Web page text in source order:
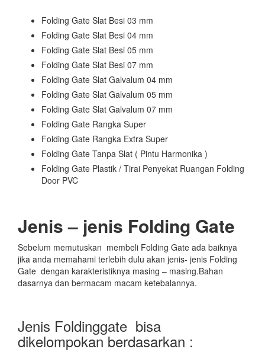
Folding Gate Slat Besi 03 mm
Folding Gate Slat Besi 04 mm
Folding Gate Slat Besi 05 mm
Folding Gate Slat Besi 07 mm
Folding Gate Slat Galvalum 04 mm
Folding Gate Slat Galvalum 05 mm
Folding Gate Slat Galvalum 07 mm
Folding Gate Rangka Super
Folding Gate Rangka Extra Super
Folding Gate Tanpa Slat ( Pintu Harmonika )
Folding Gate Plastik / Tirai Penyekat Ruangan Folding
Door PVC
Jenis – jenis Folding Gate
Sebelum memutuskan membeli Folding Gate ada baiknya
jika anda memahami terlebih dulu akan jenis- jenis Folding
Gate dengan karakteristiknya masing – masing.Bahan
dasarnya dan bermacam macam ketebalannya.
Jenis Foldinggate bisa
dikelompokan berdasarkan :